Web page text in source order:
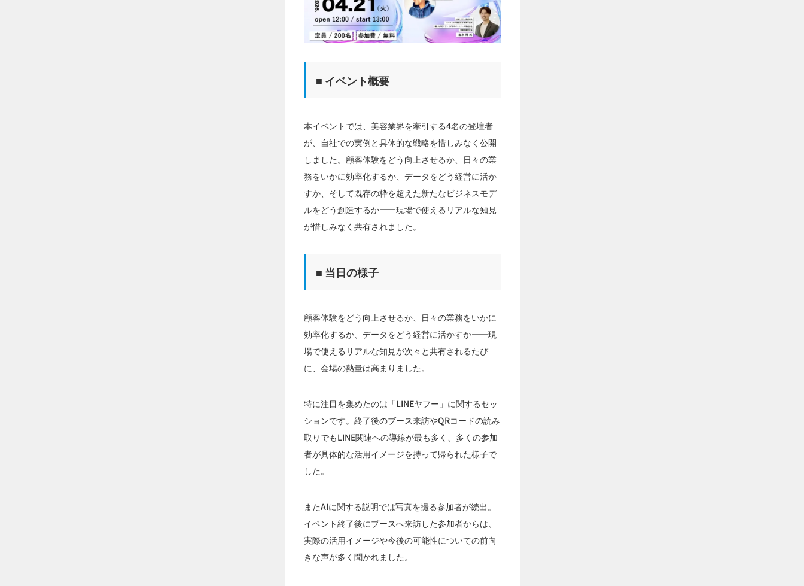
■ イベント概要
本イベントでは、美容業界を牽引する4名の登壇者
が、自社での実例と具体的な戦略を惜しみなく公開
しました。顧客体験をどう向上させるか、日々の業
務をいかに効率化するか、データをどう経営に活か
すか、そして既存の枠を超えた新たなビジネスモデ
ルをどう創造するか——現場で使えるリアルな知見
が惜しみなく共有されました。
■ 当日の様子
顧客体験をどう向上させるか、日々の業務をいかに
効率化するか、データをどう経営に活かすか——現
場で使えるリアルな知見が次々と共有されるたび
に、会場の熱量は高まりました。
特に注目を集めたのは「LINEヤフー」に関するセッ
ションです。終了後のブース来訪やQRコードの読み
取りでもLINE関連への導線が最も多く、多くの参加
者が具体的な活用イメージを持って帰られた様子で
した。
またAIに関する説明では写真を撮る参加者が続出。
イベント終了後にブースへ来訪した参加者からは、
実際の活用イメージや今後の可能性についての前向
きな声が多く聞かれました。